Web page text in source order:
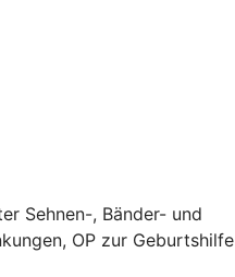
Sehnen-, Bänder- und
OP zur Geburtshilfe